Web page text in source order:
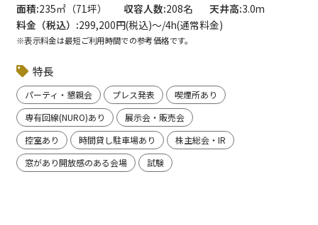
面積 235㎡（71坪） 収容人数 208名 天井高 3.0m
料金（税込）
299,200円(税込)〜/4h(通常料金)
※表示料金は最短ご利用時間での参考価格です。
特長
パーティ・懇親会 プレス発表
喫煙所あり
専有回線(NURO)あり
展示会・販売会
控室あり
時間貸し駐車場あり
株主総会・IR
窓があり開放感のある会場
試験